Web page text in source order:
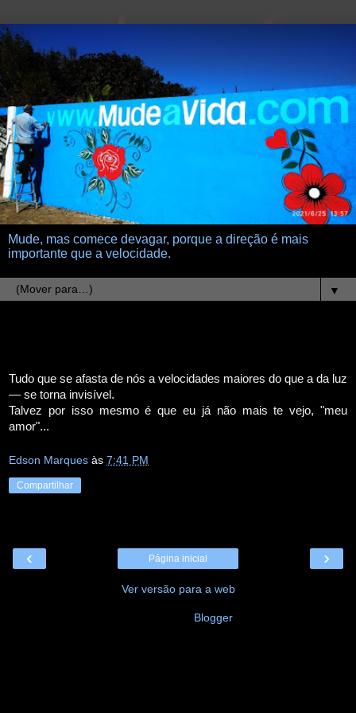
Mude, mas comece devagar, porque a direção é mais
importante que a velocidade.
▼
Tudo que se afasta de nós a velocidades maiores do que a da luz
— se torna invisível.
Talvez por isso mesmo é que eu já não mais te vejo, "meu
amor"...
Edson Marques às 7:41 PM
Compartilhar
‹ ›
Página inicial
Ver versão para a web
Blogger.